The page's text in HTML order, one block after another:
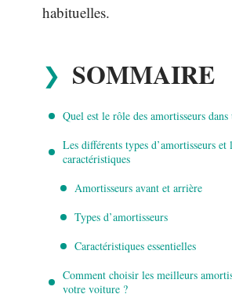
habituelles.
SOMMAIRE
Quel est le rôle des amortisseurs
Les différents types d’amortisseurs et
caractéristiques
Amortisseurs avant et arrière
Types d’amortisseurs
Caractéristiques essentielles
Comment choisir les meilleurs
votre voiture ?